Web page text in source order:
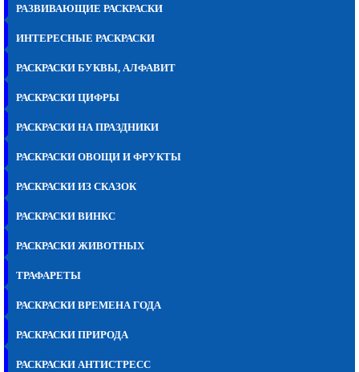
РАЗВИВАЮЩИЕ РАСКРАСКИ
ИНТЕРЕСНЫЕ РАСКРАСКИ
РАСКРАСКИ БУКВЫ, АЛФАВИТ
РАСКРАСКИ ЦИФРЫ
РАСКРАСКИ НА ПРАЗДНИКИ
РАСКРАСКИ ОВОЩИ И ФРУКТЫ
РАСКРАСКИ ИЗ СКАЗОК
РАСКРАСКИ ВИНКС
РАСКРАСКИ ЖИВОТНЫХ
ТРАФАРЕТЫ
РАСКРАСКИ ВРЕМЕНА ГОДА
РАСКРАСКИ ПРИРОДА
РАСКРАСКИ АНТИСТРЕСС